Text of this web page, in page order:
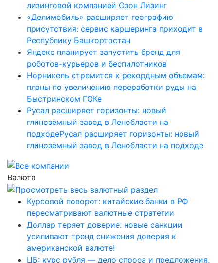
лизинговой компанией Озон Лизинг
«Делимобиль» расширяет географию
присутствия: сервис каршеринга приходит в
Республику Башкортостан
Яндекс планирует запустить бренд для
роботов-курьеров и беспилотников
Норникель стремится к рекордным объемам:
планы по увеличению переработки руды на
Быстринском ГОКе
Русал расширяет горизонты: новый
глиноземный завод в Ленобласти на
подходеРусал расширяет горизонты: новый
глиноземный завод в Ленобласти на подходе
Валюта
Курсовой поворот: китайские банки в РФ
пересматривают валютные стратегии
Доллар теряет доверие: новые санкции
усиливают тренд снижения доверия к
американской валюте!
ЦБ: курс рубля — дело спроса и предложения,